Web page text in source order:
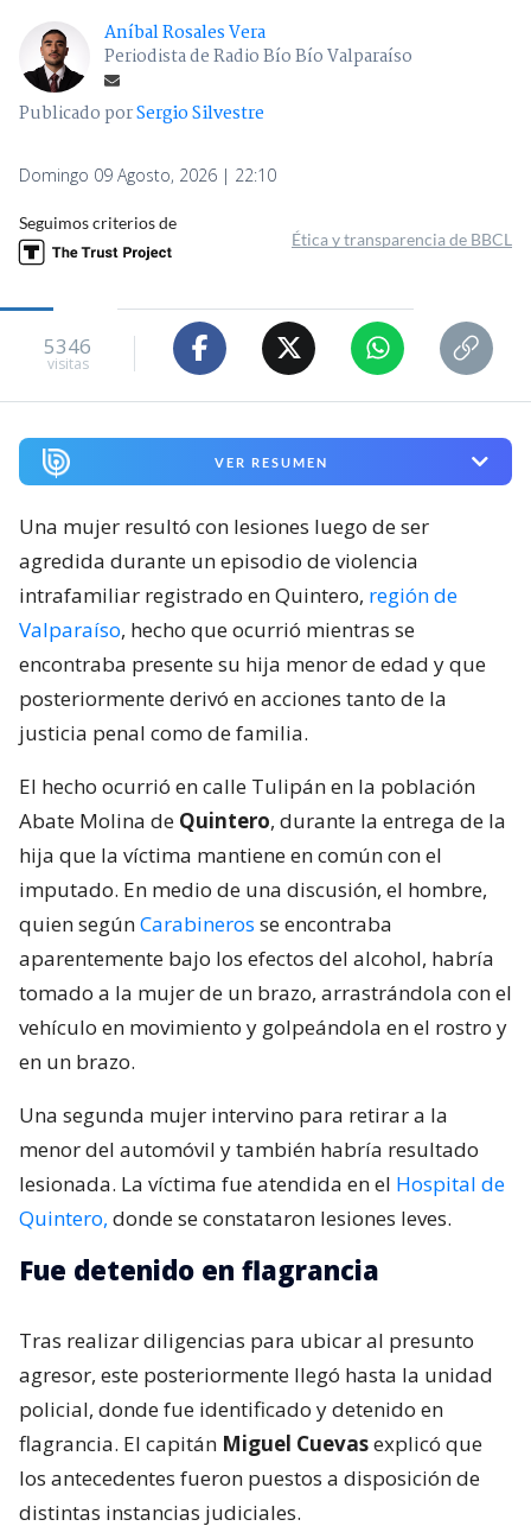
Aníbal Rosales Vera
Periodista de Radio Bío Bío Valparaíso
Publicado porSergio Silvestre
Domingo 09 Agosto, 2026 | 22:10
Seguimos criterios de
Ética y transparencia de BBCL
5346
visitas
VER RESUMEN
Una mujer resultó con lesiones luego de ser
agredida durante un episodio de violencia
intrafamiliar registrado en Quintero, región de
Valparaíso, hecho que ocurrió mientras se
encontraba presente su hija menor de edad y que
posteriormente derivó en acciones tanto de la
justicia penal como de familia.
El hecho ocurrió en calle Tulipán en la población
Abate Molina de Quintero, durante la entrega de la
hija que la víctima mantiene en común con el
imputado. En medio de una discusión, el hombre,
quien segúnCarabineros se encontraba
aparentemente bajo los efectos del alcohol, habría
tomado a la mujer de un brazo, arrastrándola con el
vehículo en movimiento y golpeándola en el rostro y
en un brazo.
Una segunda mujer intervino para retirar a la
menor del automóvil y también habría resultado
lesionada. La víctima fue atendida en el Hospital de
Quintero, donde se constataron lesiones leves.
Fue detenido en flagrancia
Tras realizar diligencias para ubicar al presunto
agresor, este posteriormente llegó hasta la unidad
policial, donde fue identificado y detenido en
flagrancia. El capitán Miguel Cuevasexplicó que
los antecedentes fueron puestos a disposición de
distintas instancias judiciales.